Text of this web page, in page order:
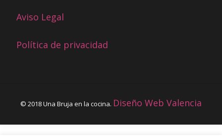
Aviso Legal
Política de privacidad
© 2018 Una Bruja en la cocina. Diseño Web Valencia